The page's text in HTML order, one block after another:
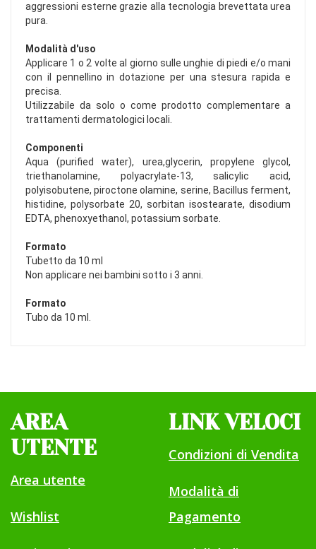
aggressioni esterne grazie alla tecnologia brevettata urea
pura.
Modalità d'uso
Applicare 1 o 2 volte al giorno sulle unghie di piedi e/o mani
con il pennellino in dotazione per una stesura rapida e
precisa.
Utilizzabile da solo o come prodotto complementare a
trattamenti dermatologici locali.
Componenti
Aqua (purified water), urea,glycerin, propylene glycol,
triethanolamine, polyacrylate-13, salicylic acid,
polyisobutene, piroctone olamine, serine, Bacillus ferment,
histidine, polysorbate 20, sorbitan isostearate, disodium
EDTA, phenoxyethanol, potassium sorbate.
Formato
Tubetto da 10 ml
Non applicare nei bambini sotto i 3 anni.
Formato
Tubo da 10 ml.
AREA
UTENTE
Area utente
Wishlist
LINK VELOCI
Condizioni di Vendita
Modalità di
Pagamento